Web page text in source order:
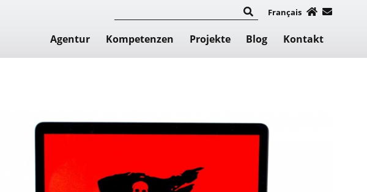
Français
Agentur Kompetenzen Projekte Blog Kontakt